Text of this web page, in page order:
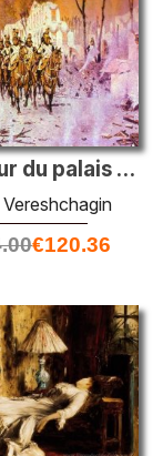
Le retour du palais Petroff
€120.36